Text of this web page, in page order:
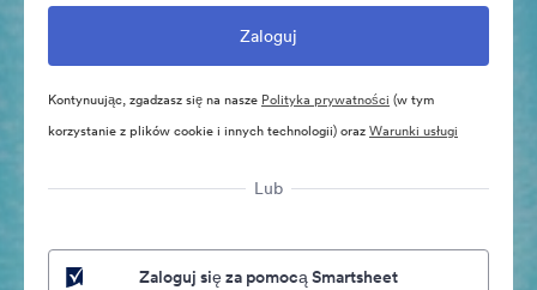
Kontynuując, zgadzasz się na nasze Polityka prywatności (w tym
korzystanie z plików cookie i innych technologii) orazWarunki usługi
Lub
Zaloguj się za pomocą Smartsheet